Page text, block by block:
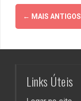
Navegação
por
posts
← MAIS ANTIGOS
Links Úteis